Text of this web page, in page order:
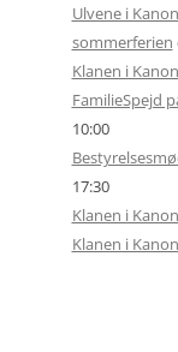
Ulvene i
sommerferien
Klanen i
FamilieSpejd
10:00
17:30
Klanen i
Klanen i